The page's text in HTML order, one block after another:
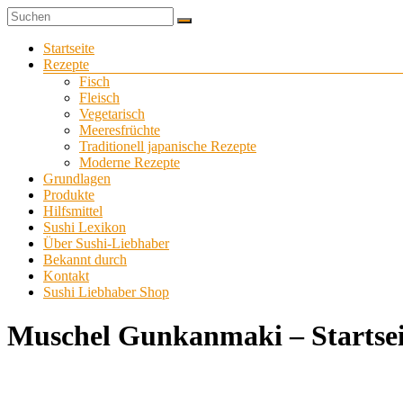
Zum
Inhalt
springen
Sushi-
Liebhaber
Sushi
selber
Menü
Startseite
Rezepte
Fisch
Fleisch
Vegetarisch
Meeresfrüchte
Traditionell japanische Rezepte
Moderne Rezepte
Grundlagen
Produkte
Hilfsmittel
Sushi Lexikon
Über Sushi-Liebhaber
Bekannt durch
Kontakt
Sushi Liebhaber Shop
Muschel Gunkanmaki –